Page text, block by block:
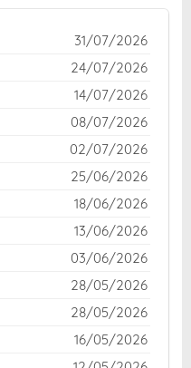
online.
31/07/2026
24/07/2026
14/07/2026
08/07/2026
02/07/2026
25/06/2026
18/06/2026
13/06/2026
03/06/2026
28/05/2026
28/05/2026
16/05/2026